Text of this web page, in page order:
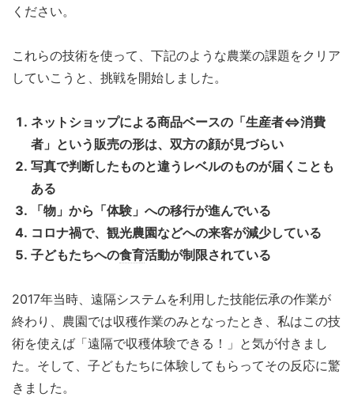
ください。
これらの技術を使って、下記のような農業の課題をクリア
していこうと、挑戦を開始しました。
ネットショップによる商品ベースの「生産者⇔消費
者」という販売の形は、双方の顔が見づらい
写真で判断したものと違うレベルのものが届くことも
ある
「物」から「体験」への移行が進んでいる
コロナ禍で、観光農園などへの来客が減少している
子どもたちへの食育活動が制限されている
2017年当時、遠隔システムを利用した技能伝承の作業が
終わり、農園では収穫作業のみとなったとき、私はこの技
術を使えば「遠隔で収穫体験できる！」と気が付きまし
た。そして、子どもたちに体験してもらってその反応に驚
きました。